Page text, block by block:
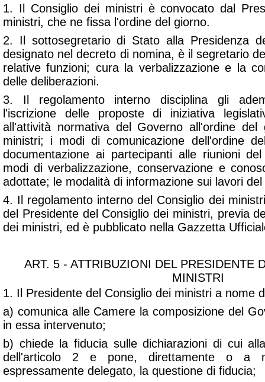
1. Il Consiglio dei ministri è convocato dal
ministri, che ne fissa l'ordine del giorno.
2. Il sottosegretario di Stato alla Presidenza
designato nel decreto di nomina, è il segretario
relative funzioni; cura la verbalizzazione e la
delle deliberazioni.
3. Il regolamento interno disciplina gli
l'iscrizione delle proposte di iniziativa
all'attività normativa del Governo all'ordine del
ministri; i modi di comunicazione dell'ordine
documentazione ai partecipanti alle riunioni
modi di verbalizzazione, conservazione e
adottate; le modalità di informazione sui lavori del
4. Il regolamento interno del Consiglio dei
del Presidente del Consiglio dei ministri, previa
dei ministri, ed è pubblicato nella Gazzetta
ART. 5 - ATTRIBUZIONI DEL PRESIDENTE
MINISTRI
1. Il Presidente del Consiglio dei ministri a nome
a) comunica alle Camere la composizione del
in essa intervenuto;
b) chiede la fiducia sulle dichiarazioni di cui
dell'articolo 2 e pone, direttamente o a
espressamente delegato, la questione di fiducia;